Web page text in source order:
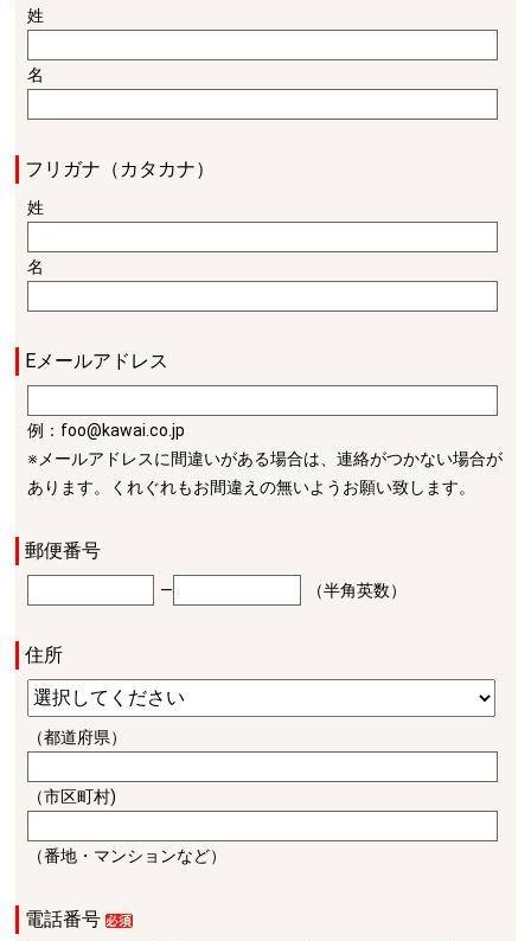
姓
名
フリガナ（カタカナ）
姓
名
Eメールアドレス
例：foo@kawai.co.jp
※メールアドレスに間違いがある場合は、連絡がつかない場合が
あります。くれぐれもお間違えの無いようお願い致します。
郵便番号
― （半角英数）
住所
（都道府県）
（市区町村)
（番地・マンションなど）
電話番号